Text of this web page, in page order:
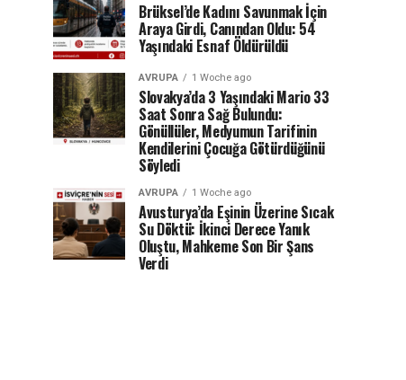
Brüksel’de Kadını Savunmak İçin
Araya Girdi, Canından Oldu: 54
Yaşındaki Esnaf Öldürüldü
AVRUPA 1 Woche ago
Slovakya’da 3 Yaşındaki Mario 33
Saat Sonra Sağ Bulundu:
Gönüllüler, Medyumun Tarifinin
Kendilerini Çocuğa Götürdüğünü
Söyledi
AVRUPA 1 Woche ago
Avusturya’da Eşinin Üzerine Sıcak
Su Döktü: İkinci Derece Yanık
Oluştu, Mahkeme Son Bir Şans
Verdi